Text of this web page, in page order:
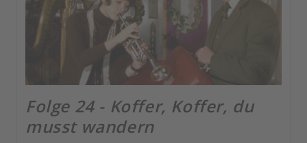
Folge 24 - Koffer, Koffer, du
musst wandern